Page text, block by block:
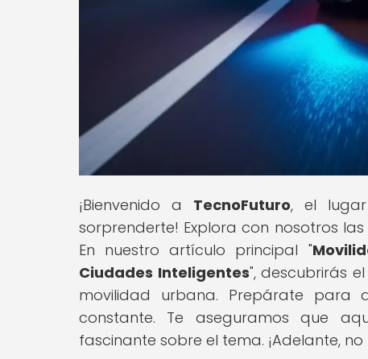
¡Bienvenido a TecnoFuturo, el
sorprenderte! Explora con nosotros
En nuestro artículo principal "
Ciudades Inteligentes", descubrirás
movilidad urbana. Prepárate para
constante. Te aseguramos que
fascinante sobre el tema. ¡Adelante,